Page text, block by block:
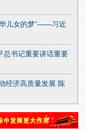
儿女的梦”——习近
总书记重要讲话重要
经济高质量发展 陈
委员长金正恩就《中